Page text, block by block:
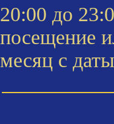
20:00 до
посещение
месяц с